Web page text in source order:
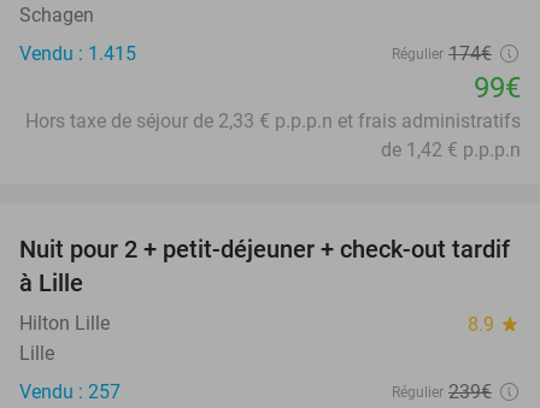
Schagen
Vendu : 1.415
Régulier 174€
99€
Hors taxe de séjour de 2,33 € p.p.p.n et frais administratifs
de 1,42 € p.p.p.n
50%
Nuit pour 2 + petit-déjeuner + check-out tardif
à Lille
Hilton Lille 8.9 star
Lille
Vendu : 257
Régulier 239€